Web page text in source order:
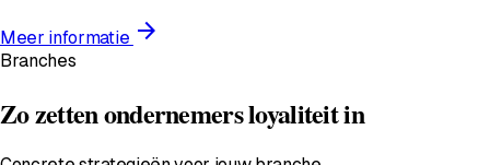
Meer informatie arrow_forward
Branches
Zo zetten ondernemers loyaliteit in